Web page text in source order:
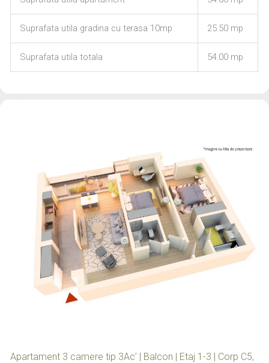
Suprafata utila gradina cu terasa 10mp 25.50 mp
Suprafata utila totala 54.00 mp
Apartament 3 camere tip 3Ac’ | Balcon | Etaj 1-3 | Corp C5,